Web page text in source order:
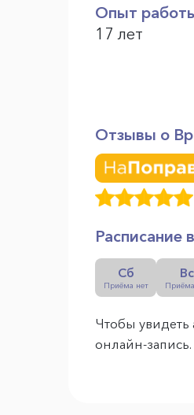
Опыт
17 лет
Отзывы о
Расписание
Сб
Приёма нет
Вс
Чтобы
онлайн-